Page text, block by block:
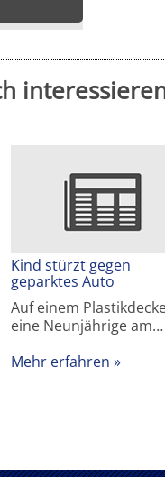
Kind stürzt gegen
geparktes Auto
Auf einem
eine Neunjährige am…
Mehr erfahren